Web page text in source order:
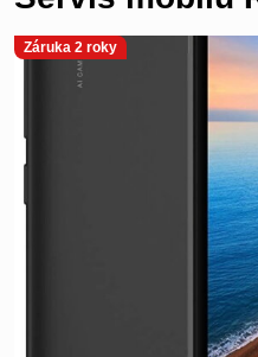
Záruka 2 roky